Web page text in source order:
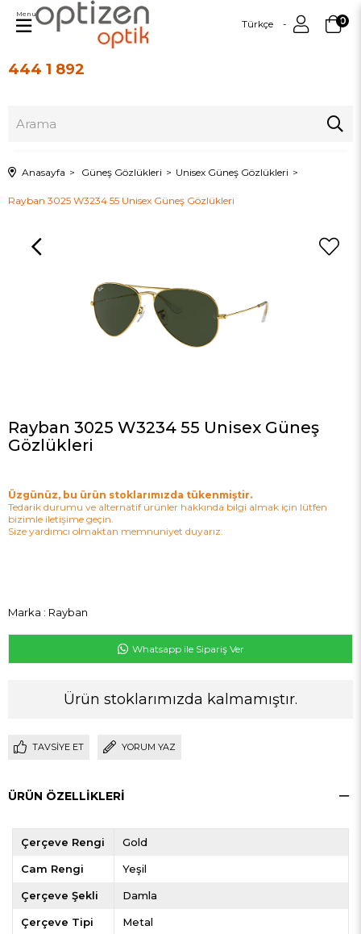
444 1 892
Türkçe 0
Menu
Anasayfa Güneş Gözlükleri Unisex Güneş Gözlükleri
Rayban 3025 W3234 55 Unisex Güneş Gözlükleri
Rayban 3025 W3234 55 Unisex Güneş
Gözlükleri
Üzgünüz, bu ürün stoklarımızda tükenmiştir.
Tedarik durumu ve alternatif ürünler hakkında bilgi almak için lütfen
bizimle iletişime geçin.
Size yardımcı olmaktan memnuniyet duyarız.
Marka : Rayban
Whatsapp ile Sipariş Ver
Ürün stoklarımızda kalmamıştır.
TAVSIYE ET YORUM YAZ
ÜRÜN ÖZELLIKLERI
Çerçeve Rengi Gold
Cam Rengi Yeşil
Çerçeve Şekli Damla
Çerçeve Tipi Metal